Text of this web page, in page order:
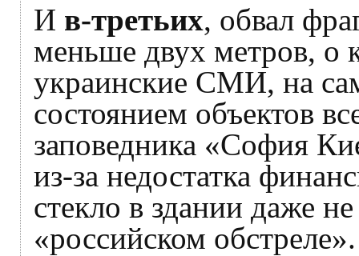
И в-третьих, обвал
меньше двух метров, о
украинские СМИ, на
состоянием объектов
заповедника «София
из-за недостатка
стекло в здании даже
«российском обстреле».